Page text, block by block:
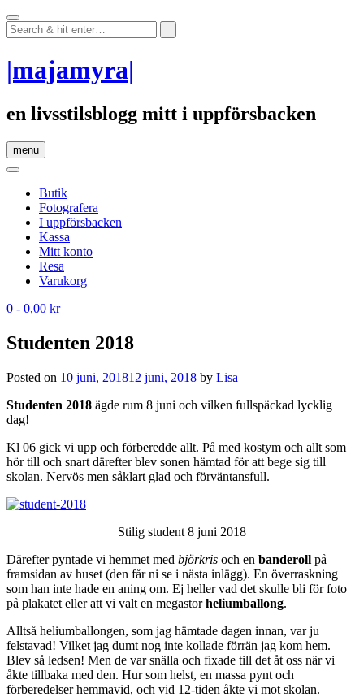
Skip
to
content
|majamyra|
en livsstilsblogg mitt i uppförsbacken
menu
Butik
Fotografera
I uppförsbacken
Kassa
Mitt konto
Resa
Varukorg
0 - 0,00 kr
Studenten 2018
Posted on 10 juni, 201812 juni, 2018 by Lisa
Studenten 2018 ägde rum 8 juni och vilken fullspäckad lycklig
dag!
Kl 06 gick vi upp och förberedde allt. På med kostym och allt som
hör till och snart därefter blev sonen hämtad för att bege sig till
skolan. Nervös men såklart glad och förväntansfull.
Stilig student 8 juni 2018
Därefter pyntade vi hemmet med björkris och en banderoll på
framsidan av huset (den får ni se i nästa inlägg). En överraskning
som han inte hade en aning om. Ej heller vad det skulle bli för foto
på plakatet eller att vi valt en megastorheliumballong.
Alltså heliumballongen, som jag hämtade dagen innan, var ju
felstavad! Vilket jag dumt nog inte kollade förrän jag kom hem.
Blev så ledsen! Men de var snälla och fixade till det åt oss när vi
åkte tillbaka med den. Hur som helst, en massa pynt och
förberedelser hemmavid, och vid 12-tiden åkte vi mot skolan.